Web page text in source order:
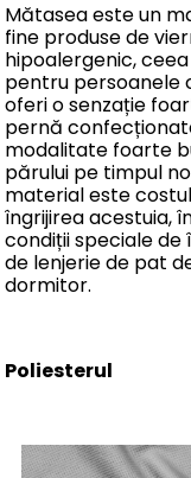
Mătasea este un
fine produse de
hipoalergenic,
pentru persoanele
oferi o senzație
pernă
modalitate foarte
părului pe timpul
material este
îngrijirea acestuia,
condiții speciale
de lenjerie de pat
dormitor.
Poliesterul